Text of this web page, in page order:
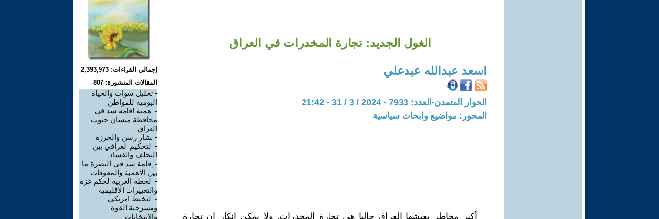
الغول الجديد: تجارة المخدرات في العراق
اسعد عبدالله عبدعلي
الحوار المتمدن-العدد: 7933 - 2024 / 3 / 31 - 21:42
المحور: مواضيع وابحاث سياسية
أكبر مخاطر يعيشها العراق حاليا هي تجارة المخدرات, ولا يمكن انكار ان تجارة
إجمالي القراءات: 2,393,973
المقالات المنشورة: 807
- تحليل سوات والحياة
اليومية للمواطن
- اهمية اقامة سد في
محافظة ميسان جنوب
العراق
- بشار رسن والخرزة
- التحكيم العراقي بين
التخلف والفساد
- إقامة سد في البصرة ما
بين الاهمية والمعوقات
- الخطة العربية لحكم غزة
والتغييرات الاقليمية
- التخبط امريكي
ومسرحية القوة
والانتخابات